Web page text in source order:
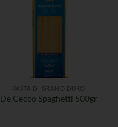
PASTA DI GRANO DURO
De Cecco Spaghetti 500gr